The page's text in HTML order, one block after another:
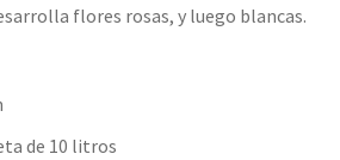
flores rosas, y luego blancas.
de 10 litros